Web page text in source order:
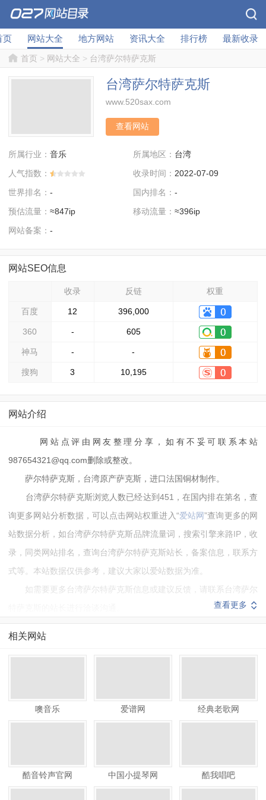
页 网站大全 地方网站 资讯大全 排行榜 最新收录
首页 > 网站大全 > 台湾萨尔特萨克斯
台湾萨尔特萨克斯
www.520sax.com
查看网站
所属行业： 音乐 所属地区： 台湾
人气指数：
收录时间： 2022-07-09
世界排名： - 国内排名： -
预估流量： ≈847ip 移动流量： ≈396ip
网站备案： -
网站SEO信息
收录 反链 权重
百度 12 396,000
360 - 605
神马 - -
搜狗 3 10,195
网站介绍
网站点评由网友整理分享，如有不妥可联系本站
987654321@qq.com删除或整改。
萨尔特萨克斯，台湾原产萨克斯，进口法国铜材制作。
台湾萨尔特萨克斯浏览人数已经达到451，在国内排在第名，查
询更多网站分析数据，可以点击网站权重进入“爱站网”查询更多的网
站数据分析，如台湾萨尔特萨克斯品牌流量词，搜索引擎来路IP，收
录，同类网站排名，查询台湾萨尔特萨克斯站长，备案信息，联系方
式等。本站数据仅供参考，建议大家以爱站数据为准。
如需要更多台湾萨尔特萨克斯信息或建议反馈，请联系台湾萨尔
查看更多
相关网站
噢音乐 爱谱网 经典老歌网
酷音铃声官网 中国小提琴网 酷我唱吧